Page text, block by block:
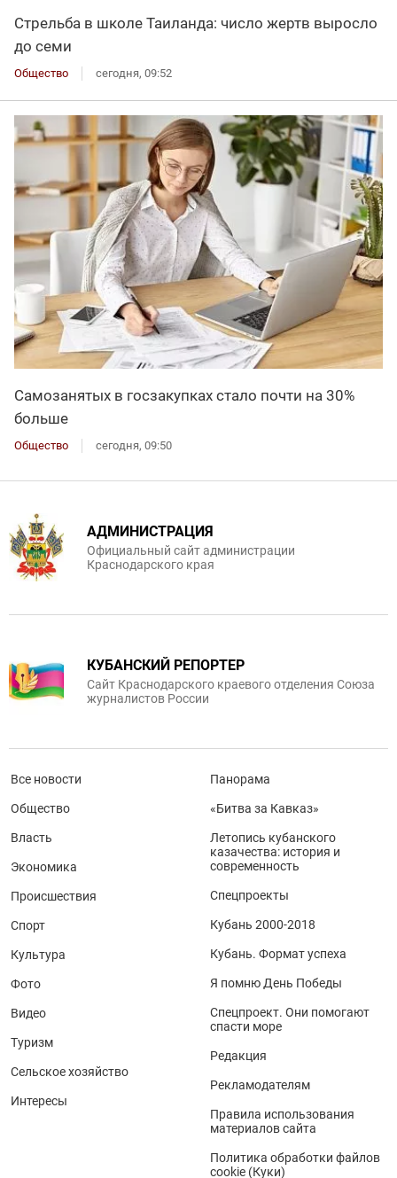
Стрельба в школе Таиланда: число жертв выросло
до семи
Общество сегодня, 09:52
Самозанятых в госзакупках стало почти на 30%
больше
Общество сегодня, 09:50
АДМИНИСТРАЦИЯ
Официальный сайт администрации
Краснодарского края
КУБАНСКИЙ РЕПОРТЕР
Сайт Краснодарского краевого отделения Союза
журналистов России
Все новости
Общество
Власть
Экономика
Происшествия
Спорт
Культура
Фото
Видео
Туризм
Сельское хозяйство
Интересы
Панорама
«Битва за Кавказ»
Летопись кубанского
казачества: история и
современность
Спецпроекты
Кубань 2000-2018
Кубань. Формат успеха
Я помню День Победы
Спецпроект. Они помогают
спасти море
Редакция
Рекламодателям
Правила использования
материалов сайта
Политика обработки файлов
cookie (Куки)